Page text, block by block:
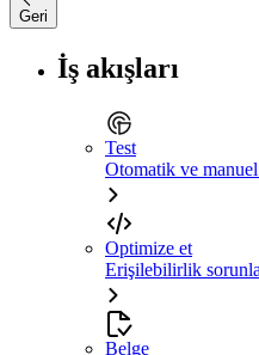
Geri
İş akışları
Test
Otomatik ve
Optimize et
Erişilebilirlik
Belge